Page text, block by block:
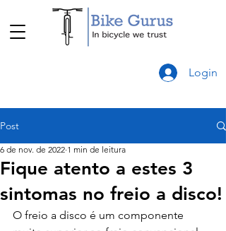
Login
Post
Fique atento a estes 3
sintomas no freio a disco!
6 de nov. de 2022 1 min de leitura
O freio a disco é um componente